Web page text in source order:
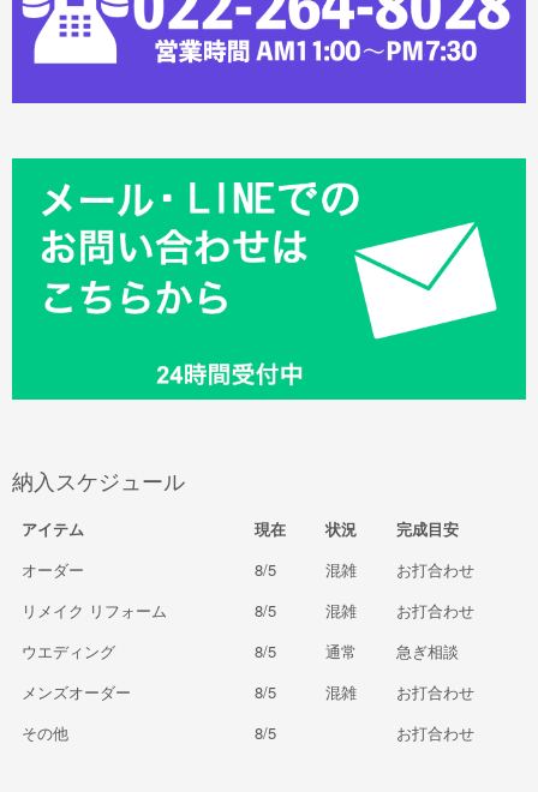
納入スケジュール
アイテム 現在 状況
完成目安
オーダー
8/5 混雑
お打合わせ
リメイク リフォーム
8/5 混雑
お打合わせ
ウエディング
8/5 通常
急ぎ相談
メンズオーダー
8/5 混雑
お打合わせ
その他
8/5 お打合わせ